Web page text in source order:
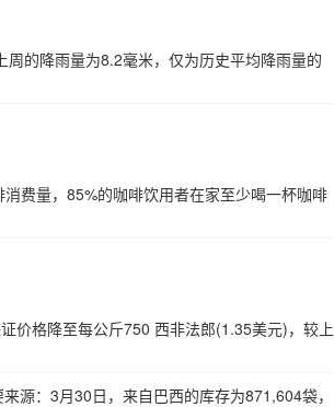
的降雨量为8.2毫米，仅为历史平均降雨量的
费量，85%的咖啡饮用者在家至少喝一杯咖啡
价格降至每公斤750 西非法郎(1.35美元)，较上
源：3月30日，来自巴西的库存为871,604袋，